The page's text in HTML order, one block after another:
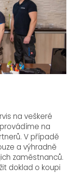
na veškeré
na
V případě
a výhradně
zaměstnanců.
doklad o koupi